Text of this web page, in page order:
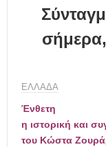
ΕΛΛΑΔΑ
Ένθετη
η ιστορική και
του Κώστα